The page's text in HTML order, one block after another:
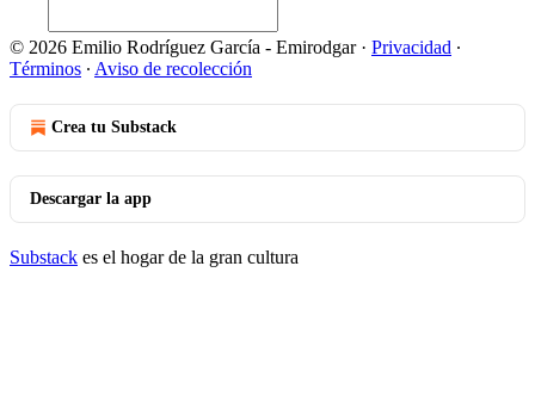
© 2026 Emilio Rodríguez García - Emirodgar· Privacidad ∙
Términos ∙ Aviso de recolección
Crea tu Substack
Descargar la app
Substack es el hogar de la gran cultura